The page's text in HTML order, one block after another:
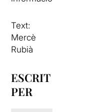
Text:
Mercè
Rubià
ESCRIT
PER